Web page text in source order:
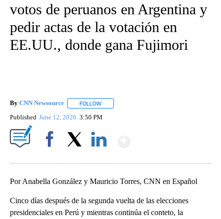
votos de peruanos en Argentina y
pedir actas de la votación en
EE.UU., donde gana Fujimori
By CNN Newsource FOLLOW
Published June 12, 2026 3:50 PM
Por Anabella González y Mauricio Torres, CNN en Español
Cinco días después de la segunda vuelta de las elecciones
presidenciales en Perú y mientras continúa el conteto, la